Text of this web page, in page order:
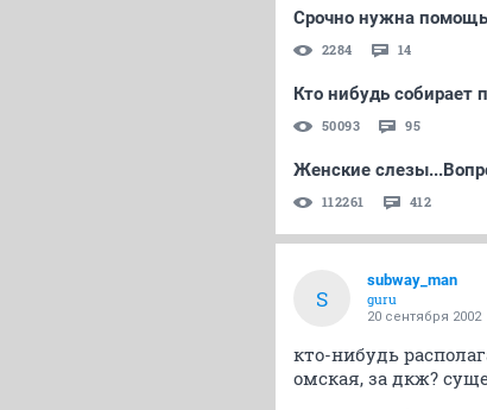
Срочно нужна
2284 14
Кто нибудь собирает
50093 95
Женские
112261 412
S
subway_man
guru
20 сентября 2002
кто-нибудь
омская, за дкж?